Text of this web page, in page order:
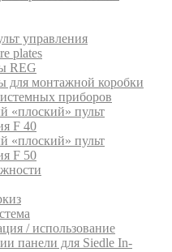
управления
plates
REG
для монтажной коробки
приборов
«плоский» пульт
F 40
«плоский» пульт
F 50
/ использование
панели для Siedle In-